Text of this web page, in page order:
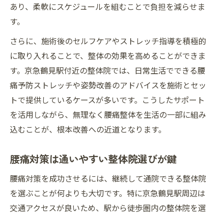
あり、柔軟にスケジュールを組むことで負担を減らせま
す。
さらに、施術後のセルフケアやストレッチ指導を積極的
に取り入れることで、整体の効果を高めることができま
す。京急鶴見駅付近の整体院では、日常生活でできる腰
痛予防ストレッチや姿勢改善のアドバイスを施術とセッ
トで提供しているケースが多いです。こうしたサポート
を活用しながら、無理なく腰痛整体を生活の一部に組み
込むことが、根本改善への近道となります。
腰痛対策は通いやすい整体院選びが鍵
腰痛対策を成功させるには、継続して通院できる整体院
を選ぶことが何よりも大切です。特に京急鶴見駅周辺は
交通アクセスが良いため、駅から徒歩圏内の整体院を選